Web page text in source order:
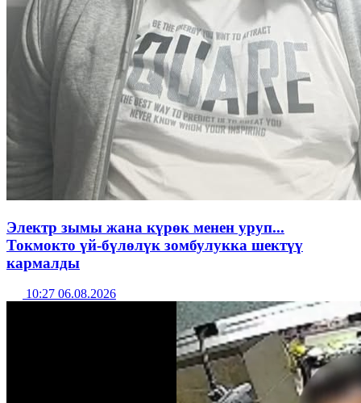
Электр зымы жана күрөк менен уруп...
Токмокто үй-бүлөлүк зомбулукка шектүү
кармалды
10:27 06.08.2026